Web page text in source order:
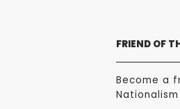
FRIEND OF
Become a